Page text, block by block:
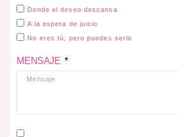
Donde el deseo descansa
A la espera de juicio
No eres tú, pero puedes serlo
MENSAJE